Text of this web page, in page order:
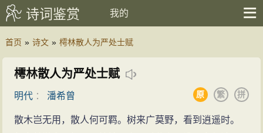
诗词鉴赏 我的
首页 » 诗文 » 樗林散人为严处士赋
樗林散人为严处士赋
明代 ： 潘希曾 拼
繁
原
散木岂无用，散人何可羁。树来广莫野，看到逍遥时。